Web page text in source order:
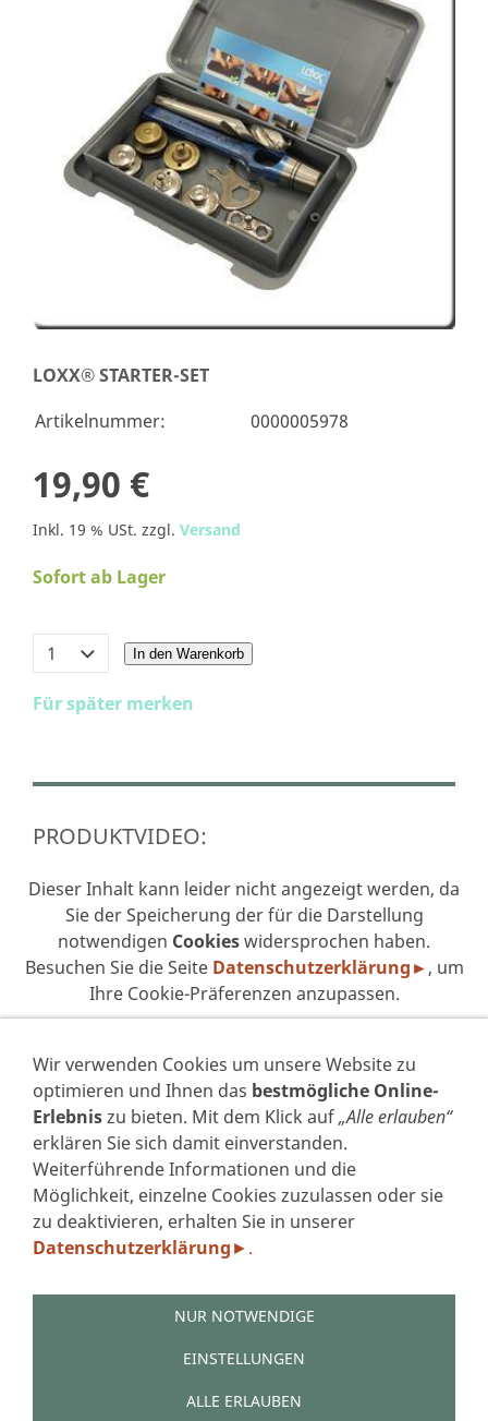
LOXX® STARTER-SET
Artikelnummer:
0000005978
19,90 €
Inkl. 19 % USt. zzgl. Versand
Sofort ab Lager
In den Warenkorb
Für später merken
PRODUKTVIDEO:
Dieser Inhalt kann leider nicht angezeigt werden, da
Sie der Speicherung der für die Darstellung
notwendigen Cookieswidersprochen haben.
Besuchen Sie die Seite Datenschutzerklärung►, um
Ihre Cookie-Präferenzen anzupassen.
VERTRAG WIDERRUFEN
IMPRESSUM
DATENSCHUTZERKLÄRUNG GEM. DSGVO
Wir verwenden Cookies um unsere Website zu
optimieren und Ihnen das bestmögliche Online-
Erlebniszu bieten. Mit dem Klick auf„Alle erlauben“
erklären Sie sich damit einverstanden.
Weiterführende Informationen und die
Möglichkeit, einzelne Cookies zuzulassen oder sie
zu deaktivieren, erhalten Sie in unserer
Datenschutzerklärung ► .
NUR NOTWENDIGE
EINSTELLUNGEN
ALLE ERLAUBEN